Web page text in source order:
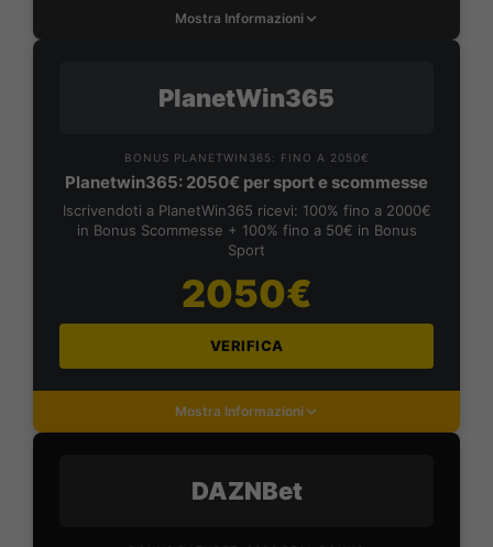
Mostra Informazioni
PlanetWin365
BONUS PLANETWIN365: FINO A 2050€
Planetwin365: 2050€ per sport e scommesse
Iscrivendoti a PlanetWin365 ricevi: 100% fino a 2000€
in Bonus Scommesse + 100% fino a 50€ in Bonus
Sport
2050€
VERIFICA
Mostra Informazioni
DAZNBet